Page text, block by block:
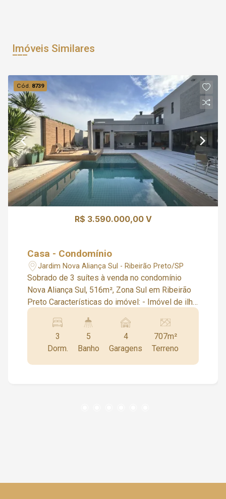
Imóveis Similares
Cód. 8739
R$ 3.590.000,00 V
Casa - Condomínio
Jardim Nova Aliança Sul - Ribeirão Preto/SP
Sobrado de 3 suítes à venda no condomínio
Nova Aliança Sul, 516m², Zona Sul em Ribeirão
Preto Características do imóvel: - Imóvel de ilha
- 3 amplas suítes, sendo 1 master - Sala 2
ambientes - Home cinema - Escritório - Lavabo
- Cozinha separada - Área de serviço - Varanda
gourmet com churrasqueira, choppeira e balcão
refrigerado - Piscina aquecida - Vestiário -
Arara Vermelha, Arara Verde, Arara Azul,
3
Dorm.
5
Banho
4
Garagens
707m²
Terreno